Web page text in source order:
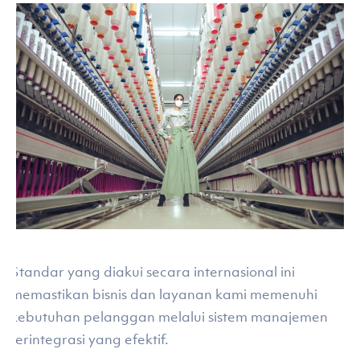
Standar yang diakui secara internasional ini
memastikan bisnis dan layanan kami memenuhi
kebutuhan pelanggan melalui sistem manajemen
terintegrasi yang efektif.